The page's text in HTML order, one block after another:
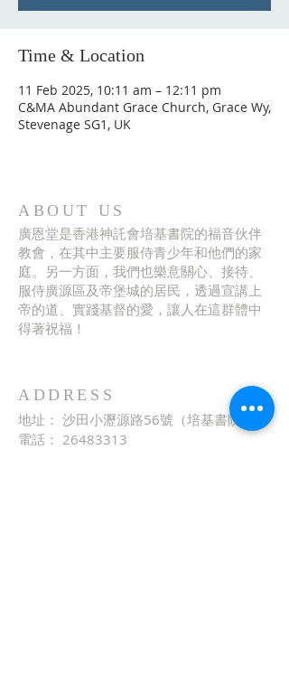
Time & Location
11 Feb 2025, 10:11 am – 12:11 pm
C&MA Abundant Grace Church, Grace Wy,
Stevenage SG1, UK
ABOUT US
廣恩堂是香港神託會培基書院的福音伙伴
教會，在其中主要服侍青少年和他們的家
庭。另一方面，我們也樂意關心、接待、
服侍廣源區及帝堡城的居民，透過宣講上
帝的道、實踐基督的愛，讓人在這群體中
得著祝福！
ADDRESS
地址： 沙田小瀝源路56號（培基書院）
電話： 26483313